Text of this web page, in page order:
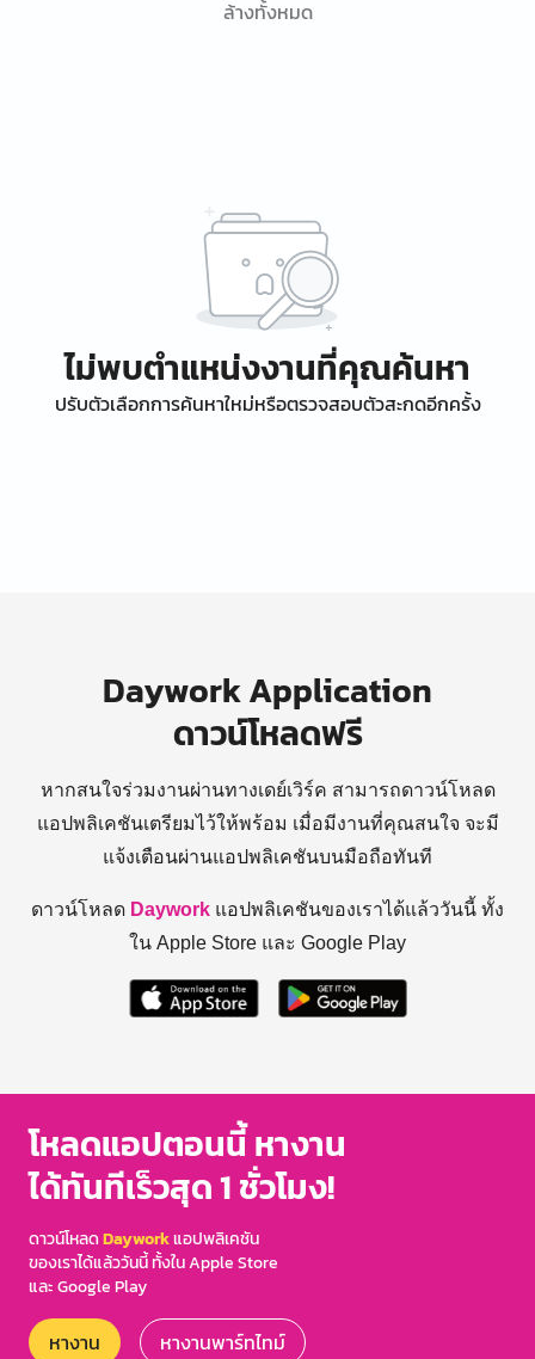
ล้างทั้งหมด
ไม่พบตำแหน่งงานที่คุณค้นหา
ปรับตัวเลือกการค้นหาใหม่หรือตรวจสอบตัวสะกดอีกครั้ง
Daywork Application
ดาวน์โหลดฟรี
หากสนใจร่วมงานผ่านทางเดย์เวิร์ค สามารถดาวน์โหลด
แอปพลิเคชันเตรียมไว้ให้พร้อม เมื่อมีงานที่คุณสนใจ จะมี
แจ้งเตือนผ่านแอปพลิเคชันบนมือถือทันที
ดาวน์โหลด Daywork แอปพลิเคชันของเราได้แล้ววันนี้ ทั้ง
ใน Apple Store และ Google Play
โหลดแอปตอนนี้ หางาน
ได้ทันทีเร็วสุด 1 ชั่วโมง!
ดาวน์โหลดDayworkแอปพลิเคชัน
ของเราได้แล้ววันนี้ ทั้งใน Apple Store
และ Google Play
หางาน หางานพาร์ทไทม์